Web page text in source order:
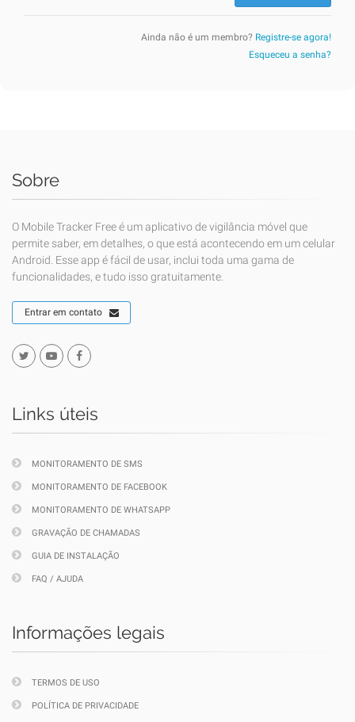
Ainda não é um membro? Registre-se agora!
Esqueceu a senha?
Sobre
O Mobile Tracker Free é um aplicativo de vigilância móvel que
permite saber, em detalhes, o que está acontecendo em um celular
Android. Esse app é fácil de usar, inclui toda uma gama de
funcionalidades, e tudo isso gratuitamente.
Entrar em contato
Links úteis
MONITORAMENTO DE SMS
MONITORAMENTO DE FACEBOOK
MONITORAMENTO DE WHATSAPP
GRAVAÇÃO DE CHAMADAS
GUIA DE INSTALAÇÃO
FAQ / AJUDA
Informações legais
TERMOS DE USO
POLÍTICA DE PRIVACIDADE